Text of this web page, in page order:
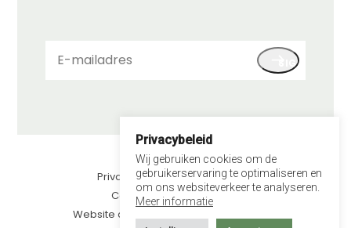
SIGN UP
© 2026 LEV
Privacybeleid
Contact
Website door kawee.nl
Privacybeleid
Wij gebruiken cookies om de
gebruikerservaring te optimaliseren en
om ons websiteverkeer te analyseren.
Meer informatie